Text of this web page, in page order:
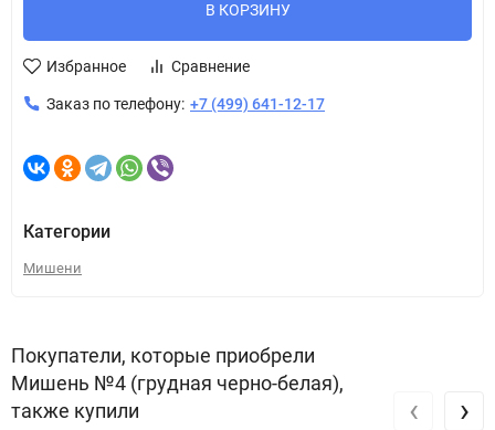
В КОРЗИНУ
Избранное Сравнение
Заказ по телефону: +7 (499) 641-12-17
Категории
Мишени
Покупатели, которые приобрели
Мишень №4 (грудная черно-белая),
также купили
‹ ›